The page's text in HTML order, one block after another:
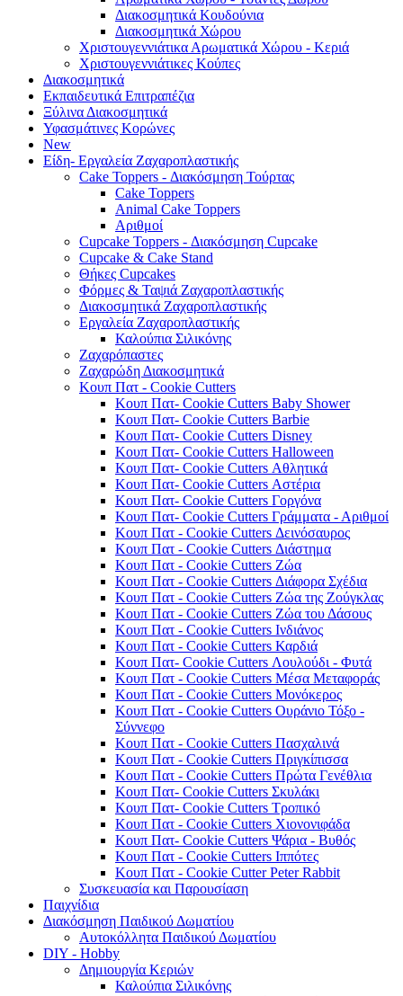
Διακοσμητικά Κουδούνια
Διακοσμητικά Χώρου
Χριστουγεννιάτικα Αρωματικά Χώρου - Κεριά
Χριστουγεννιάτικες Κούπες
Διακοσμητικά
Εκπαιδευτικά Επιτραπέζια
Ξύλινα Διακοσμητικά
Υφασμάτινες Κορώνες
New
Είδη- Εργαλεία Ζαχαροπλαστικής
Cake Toppers - Διακόσμηση Τούρτας
Cake Toppers
Animal Cake Toppers
Αριθμοί
Cupcake Toppers - Διακόσμηση Cupcake
Cupcake & Cake Stand
Θήκες Cupcakes
Φόρμες & Ταψιά Ζαχαροπλαστικής
Διακοσμητικά Ζαχαροπλαστικής
Εργαλεία Ζαχαροπλαστικής
Καλούπια Σιλικόνης
Ζαχαρόπαστες
Ζαχαρώδη Διακοσμητικά
Κουπ Πατ - Cookie Cutters
Κουπ Πατ- Cookie Cutters Baby Shower
Κουπ Πατ- Cookie Cutters Barbie
Κουπ Πατ- Cookie Cutters Disney
Κουπ Πατ- Cookie Cutters Halloween
Κουπ Πατ- Cookie Cutters Αθλητικά
Κουπ Πατ- Cookie Cutters Αστέρια
Κουπ Πατ- Cookie Cutters Γοργόνα
Κουπ Πατ- Cookie Cutters Γράμματα - Αριθμοί
Κουπ Πατ - Cookie Cutters Δεινόσαυρος
Κουπ Πατ - Cookie Cutters Διάστημα
Κουπ Πατ - Cookie Cutters Ζώα
Κουπ Πατ - Cookie Cutters Διάφορα Σχέδια
Κουπ Πατ - Cookie Cutters Ζώα της Ζούγκλας
Κουπ Πατ - Cookie Cutters Ζώα του Δάσους
Κουπ Πατ - Cookie Cutters Ινδιάνος
Κουπ Πατ - Cookie Cutters Καρδιά
Κουπ Πατ- Cookie Cutters Λουλούδι - Φυτά
Κουπ Πατ - Cookie Cutters Μέσα Μεταφοράς
Κουπ Πατ - Cookie Cutters Μονόκερος
Κουπ Πατ - Cookie Cutters Ουράνιο Τόξο -
Σύννεφο
Κουπ Πατ - Cookie Cutters Πασχαλινά
Κουπ Πατ - Cookie Cutters Πριγκίπισσα
Κουπ Πατ - Cookie Cutters Πρώτα Γενέθλια
Κουπ Πατ- Cookie Cutters Σκυλάκι
Κουπ Πατ- Cookie Cutters Τροπικό
Κουπ Πατ - Cookie Cutters Χιονονιφάδα
Κουπ Πατ- Cookie Cutters Ψάρια - Βυθός
Κουπ Πατ - Cookie Cutters Ιππότες
Κουπ Πατ - Cookie Cutter Peter Rabbit
Συσκευασία και Παρουσίαση
Παιχνίδια
Διακόσμηση Παιδικού Δωματίου
Αυτοκόλλητα Παιδικού Δωματίου
DIY - Hobby
Δημιουργία Κεριών
Καλούπια Σιλικόνης